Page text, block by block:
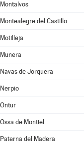
Montalvos
Montealegre del Castillo
Motilleja
Munera
Navas de Jorquera
Nerpio
Ontur
Ossa de Montiel
Paterna del Madera